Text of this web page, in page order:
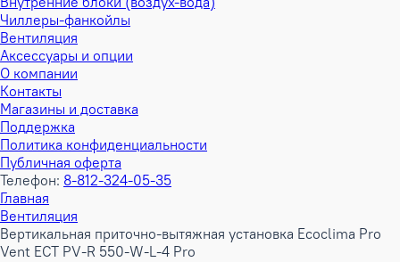
Чиллеры-фанкойлы
Вентиляция
Аксессуары и опции
О компании
Контакты
Магазины и доставка
Поддержка
Политика конфиденциальности
Публичная оферта
Телефон: 8-812-324-05-35
Главная
Вентиляция
Вертикальная приточно-вытяжная установка Ecoclima Pro
Vent ECT PV-R 550-W-L-4 Pro